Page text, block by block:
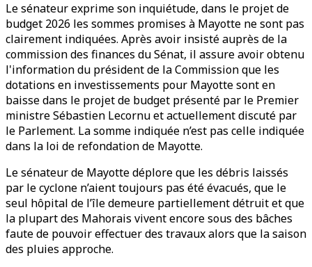
Le sénateur exprime son inquiétude, dans le projet de
budget 2026 les sommes promises à Mayotte ne sont pas
clairement indiquées. Après avoir insisté auprès de la
commission des finances du Sénat, il assure avoir obtenu
l'information du président de la Commission que les
dotations en investissements pour Mayotte sont en
baisse dans le projet de budget présenté par le Premier
ministre Sébastien Lecornu et actuellement discuté par
le Parlement. La somme indiquée n’est pas celle indiquée
dans la loi de refondation de Mayotte.
Le sénateur de Mayotte déplore que les débris laissés
par le cyclone n’aient toujours pas été évacués, que le
seul hôpital de l’île demeure partiellement détruit et que
la plupart des Mahorais vivent encore sous des bâches
faute de pouvoir effectuer des travaux alors que la saison
des pluies approche.